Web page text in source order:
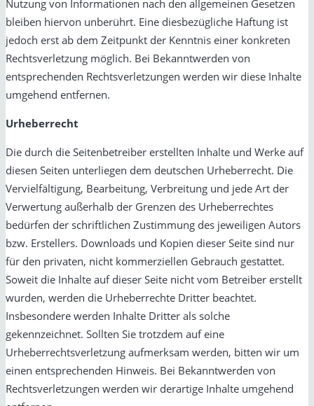
Nutzung von Informationen nach den allgemeinen Gesetzen
bleiben hiervon unberührt. Eine diesbezügliche Haftung ist
jedoch erst ab dem Zeitpunkt der Kenntnis einer konkreten
Rechtsverletzung möglich. Bei Bekanntwerden von
entsprechenden Rechtsverletzungen werden wir diese Inhalte
umgehend entfernen.
Urheberrecht
Die durch die Seitenbetreiber erstellten Inhalte und Werke auf
diesen Seiten unterliegen dem deutschen Urheberrecht. Die
Vervielfältigung, Bearbeitung, Verbreitung und jede Art der
Verwertung außerhalb der Grenzen des Urheberrechtes
bedürfen der schriftlichen Zustimmung des jeweiligen Autors
bzw. Erstellers. Downloads und Kopien dieser Seite sind nur
für den privaten, nicht kommerziellen Gebrauch gestattet.
Soweit die Inhalte auf dieser Seite nicht vom Betreiber erstellt
wurden, werden die Urheberrechte Dritter beachtet.
Insbesondere werden Inhalte Dritter als solche
gekennzeichnet. Sollten Sie trotzdem auf eine
Urheberrechtsverletzung aufmerksam werden, bitten wir um
einen entsprechenden Hinweis. Bei Bekanntwerden von
Rechtsverletzungen werden wir derartige Inhalte umgehend